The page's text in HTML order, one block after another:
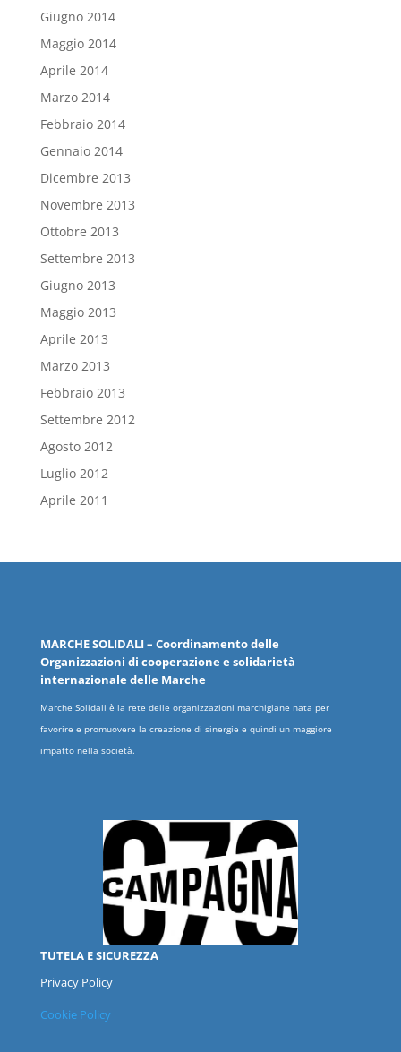
Giugno 2014
Maggio 2014
Aprile 2014
Marzo 2014
Febbraio 2014
Gennaio 2014
Dicembre 2013
Novembre 2013
Ottobre 2013
Settembre 2013
Giugno 2013
Maggio 2013
Aprile 2013
Marzo 2013
Febbraio 2013
Settembre 2012
Agosto 2012
Luglio 2012
Aprile 2011
MARCHESOLIDALI– Coordinamento delle
Organizzazioni di cooperazione e solidarietà
internazionale delle Marche
Marche Solidali è la rete delle organizzazioni marchigiane nata per
favorire e promuovere la creazione di sinergie e quindi un maggiore
impatto nella società.
TUTELA E SICUREZZA
Privacy Policy
Cookie Policy